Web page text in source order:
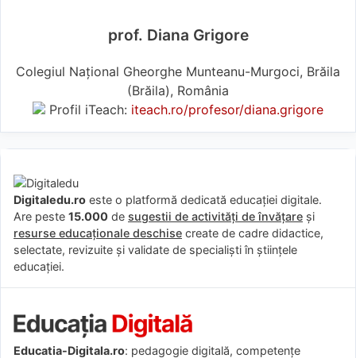
prof. Diana Grigore
Colegiul Național Gheorghe Munteanu-Murgoci, Brăila
(Brăila), România
Profil iTeach: iteach.ro/profesor/diana.grigore
Digitaledu.ro este o platformă dedicată educației digitale.
Are peste 15.000 de sugestii de activități de învățare și
resurse educaționale deschise create de cadre didactice,
selectate, revizuite și validate de specialiști în științele
educației.
Educatia-Digitala.ro: pedagogie digitală, competențe